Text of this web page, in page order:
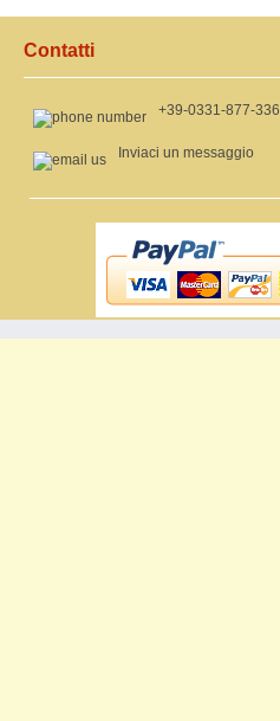
Contatti
+39-0331-877-336
Inviaci un messaggio